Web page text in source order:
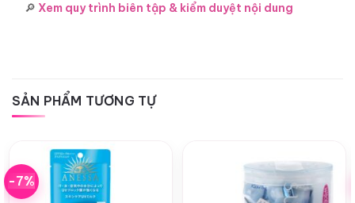
🔎 Xem quy trình biên tập & kiểm duyệt nội dung
SẢN PHẨM TƯƠNG TỰ
-7%